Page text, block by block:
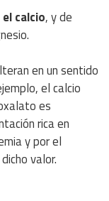
el calcio, y de
en un sentido
el calcio
es
rica en
y por el
valor.